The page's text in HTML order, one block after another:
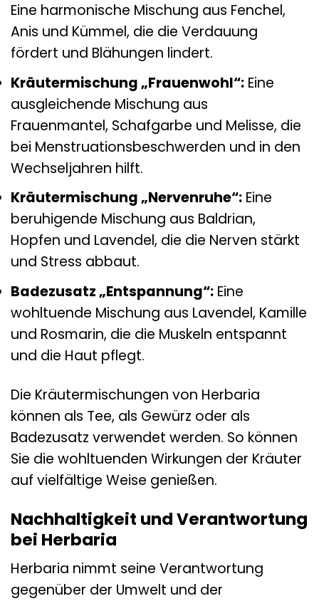
Eine harmonische Mischung aus Fenchel,
Anis und Kümmel, die die Verdauung
fördert und Blähungen lindert.
Kräutermischung „Frauenwohl“: Eine
ausgleichende Mischung aus
Frauenmantel, Schafgarbe und Melisse, die
bei Menstruationsbeschwerden und in den
Wechseljahren hilft.
Kräutermischung „Nervenruhe“: Eine
beruhigende Mischung aus Baldrian,
Hopfen und Lavendel, die die Nerven stärkt
und Stress abbaut.
Badezusatz „Entspannung“: Eine
wohltuende Mischung aus Lavendel, Kamille
und Rosmarin, die die Muskeln entspannt
und die Haut pflegt.
Die Kräutermischungen von Herbaria
können als Tee, als Gewürz oder als
Badezusatz verwendet werden. So können
Sie die wohltuenden Wirkungen der Kräuter
auf vielfältige Weise genießen.
Nachhaltigkeit und Verantwortung
bei Herbaria
Herbaria nimmt seine Verantwortung
gegenüber der Umwelt und der